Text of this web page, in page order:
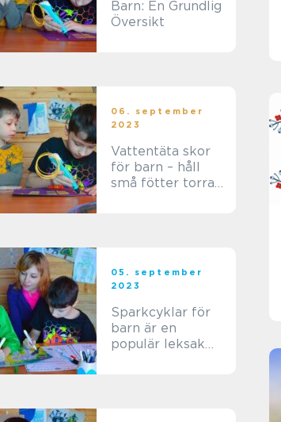
Barn: En Grundlig
Översikt
06. september
2023
Vattentäta skor
för barn – håll
små fötter torra
05. september
2023
Sparkcyklar för
barn är en
populär leksak